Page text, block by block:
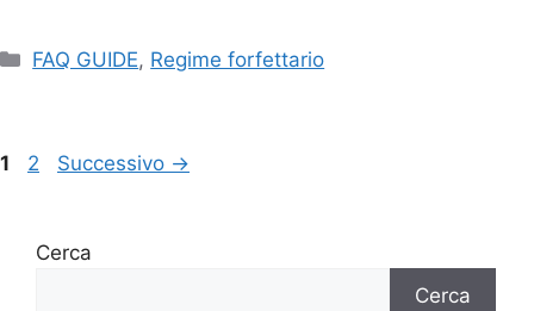
FAQ GUIDE, Regime forfettario
1 2 Successivo →
Cerca
Cerca